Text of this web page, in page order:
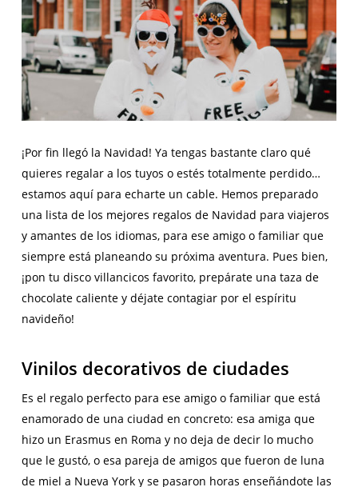
¡Por fin llegó la Navidad! Ya tengas bastante claro qué
quieres regalar a los tuyos o estés totalmente perdido…
estamos aquí para echarte un cable. Hemos preparado
una lista de los mejores regalos de Navidad para viajeros
y amantes de los idiomas, para ese amigo o familiar que
siempre está planeando su próxima aventura. Pues bien,
¡pon tu disco villancicos favorito, prepárate una taza de
chocolate caliente y déjate contagiar por el espíritu
navideño!
Vinilos decorativos de ciudades
Es el regalo perfecto para ese amigo o familiar que está
enamorado de una ciudad en concreto: esa amiga que
hizo un Erasmus en Roma y no deja de decir lo mucho
que le gustó, o esa pareja de amigos que fueron de luna
de miel a Nueva York y se pasaron horas enseñándote las